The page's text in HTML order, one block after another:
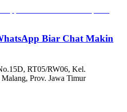
Biar Chat Makin
RT05/RW06, Kel.
Prov. Jawa Timur